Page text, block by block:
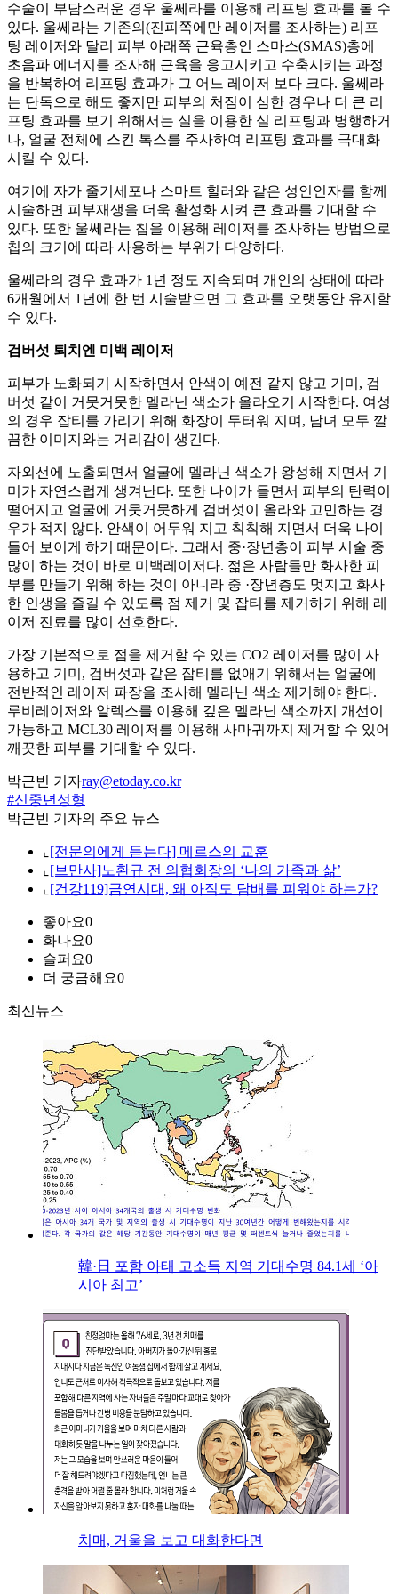
수술이 부담스러운 경우 울쎄라를 이용해 리프팅 효과를 볼 수
있다. 울쎄라는 기존의(진피쪽에만 레이저를 조사하는) 리프
팅 레이저와 달리 피부 아래쪽 근육층인 스마스(SMAS)층에
초음파 에너지를 조사해 근육을 응고시키고 수축시키는 과정
을 반복하여 리프팅 효과가 그 어느 레이저 보다 크다. 울쎄라
는 단독으로 해도 좋지만 피부의 처짐이 심한 경우나 더 큰 리
프팅 효과를 보기 위해서는 실을 이용한 실 리프팅과 병행하거
나, 얼굴 전체에 스킨 톡스를 주사하여 리프팅 효과를 극대화
시킬 수 있다.
여기에 자가 줄기세포나 스마트 힐러와 같은 성인인자를 함께
시술하면 피부재생을 더욱 활성화 시켜 큰 효과를 기대할 수
있다. 또한 울쎄라는 칩을 이용해 레이저를 조사하는 방법으로
칩의 크기에 따라 사용하는 부위가 다양하다.
울쎄라의 경우 효과가 1년 정도 지속되며 개인의 상태에 따라
6개월에서 1년에 한 번 시술받으면 그 효과를 오랫동안 유지할
수 있다.
검버섯 퇴치엔 미백 레이저
피부가 노화되기 시작하면서 안색이 예전 같지 않고 기미, 검
버섯 같이 거뭇거뭇한 멜라닌 색소가 올라오기 시작한다. 여성
의 경우 잡티를 가리기 위해 화장이 두터워 지며, 남녀 모두 깔
끔한 이미지와는 거리감이 생긴다.
자외선에 노출되면서 얼굴에 멜라닌 색소가 왕성해 지면서 기
미가 자연스럽게 생겨난다. 또한 나이가 들면서 피부의 탄력이
떨어지고 얼굴에 거뭇거뭇하게 검버섯이 올라와 고민하는 경
우가 적지 않다. 안색이 어두워 지고 칙칙해 지면서 더욱 나이
들어 보이게 하기 때문이다. 그래서 중·장년층이 피부 시술 중
많이 하는 것이 바로 미백레이저다. 젊은 사람들만 화사한 피
부를 만들기 위해 하는 것이 아니라 중 ·장년층도 멋지고 화사
한 인생을 즐길 수 있도록 점 제거 및 잡티를 제거하기 위해 레
이저 진료를 많이 선호한다.
가장 기본적으로 점을 제거할 수 있는 CO2 레이저를 많이 사
용하고 기미, 검버섯과 같은 잡티를 없애기 위해서는 얼굴에
전반적인 레이저 파장을 조사해 멜라닌 색소 제거해야 한다.
루비레이저와 알렉스를 이용해 깊은 멜라닌 색소까지 개선이
가능하고 MCL30 레이저를 이용해 사마귀까지 제거할 수 있어
깨끗한 피부를 기대할 수 있다.
박근빈 기자ray@etoday.co.kr
#신중년성형
박근빈 기자의 주요 뉴스
⌞ [전문의에게 듣는다] 메르스의 교훈
⌞ [브만사]노환규 전 의협회장의 ‘나의 가족과 삶’
⌞ [건강119]금연시대, 왜 아직도 담배를 피워야 하는가?
좋아요0
화나요0
슬퍼요0
더 궁금해요0
최신뉴스
韓·日 포함 아태 고소득 지역 기대수명 84.1세 ‘아
시아 최고’
치매, 거울을 보고 대화한다면